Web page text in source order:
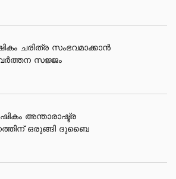
ചരിത്ര സംഭവമാക്കാന്‍
സജ്ജം
അന്താരാഷ്ട്ര
ഒരുങ്ങി ദുബൈ